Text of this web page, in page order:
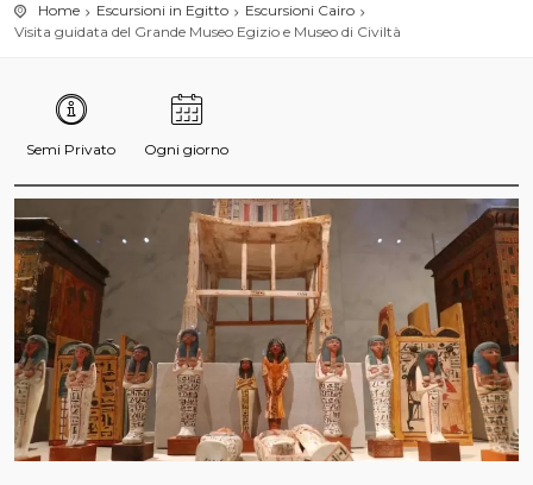
Home Escursioni in Egitto
Escursioni Cairo
Visita guidata del Grande Museo Egizio e Museo di Civiltà
Semi Privato Ogni giorno